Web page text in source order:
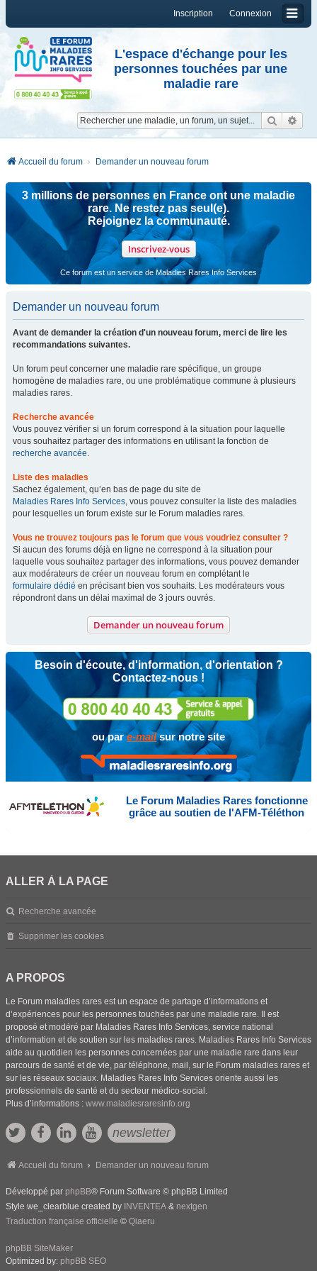
Connexion
Inscription
L'espace d'échange pour les
personnes touchées par une
maladie rare
Accueil du forum Demander un nouveau forum
3 millions de personnes en France ont une maladie
rare. Ne restez pas seul(e).
Rejoignez la communauté.
Inscrivez-vous
Ce forum est un service de Maladies Rares Info Services
Demander un nouveau forum
Avant de demander la création d'un nouveau forum, merci de lire les
recommandations suivantes.
Un forum peut concerner une maladie rare spécifique, un groupe
homogène de maladies rare, ou une problématique commune à plusieurs
maladies rares.
Recherche avancée
Vous pouvez vérifier si un forum correspond à la situation pour laquelle
vous souhaitez partager des informations en utilisant la fonction de
recherche avancée.
Liste des maladies
Sachez également, qu’en bas de page du site de
Maladies Rares Info Services, vous pouvez consulter la liste des maladies
pour lesquelles un forum existe sur le Forum maladies rares.
Vous ne trouvez toujours pas le forum que vous voudriez consulter ?
Si aucun des forums déjà en ligne ne correspond à la situation pour
laquelle vous souhaitez partager des informations, vous pouvez demander
aux modérateurs de créer un nouveau forum en complétant le
formulaire dédié en précisant bien vos souhaits. Les modérateurs vous
répondront dans un délai maximal de 3 jours ouvrés.
Demander un nouveau forum
Besoin d'écoute, d'information, d'orientation ?
Contactez-nous !
ou pare-mailsur notre site
Le Forum Maladies Rares fonctionne
grâce au soutien de l'AFM-Téléthon
ALLER À LA PAGE
Recherche avancée
Supprimer les cookies
A PROPOS
Le Forum maladies rares est un espace de partage d’informations et
d’expériences pour les personnes touchées par une maladie rare. Il est
proposé et modéré par Maladies Rares Info Services, service national
d’information et de soutien sur les maladies rares. Maladies Rares Info Services
aide au quotidien les personnes concernées par une maladie rare dans leur
parcours de santé et de vie, par téléphone, mail, sur le Forum maladies rares et
sur les réseaux sociaux. Maladies Rares Info Services oriente aussi les
professionnels de santé et du secteur médico-social.
Plus d’informations : www.maladiesraresinfo.org
newsletter
Accueil du forum Demander un nouveau forum
Développé par phpBB® Forum Software © phpBB Limited
Style we_clearblue created by INVENTEA & nextgen
Traduction française officielle © Qiaeru
phpBB SiteMaker
Optimized by: phpBB SEO